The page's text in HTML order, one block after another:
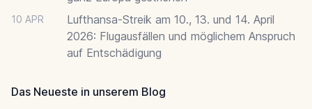
10 APR
Lufthansa-Streik am 10., 13. und 14. April
2026: Flugausfällen und möglichem Anspruch
auf Entschädigung
Das Neueste in unserem Blog